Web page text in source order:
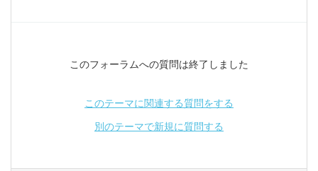
このフォーラムへの質問は終了しました
このテーマに関連する質問をする
別のテーマで新規に質問する